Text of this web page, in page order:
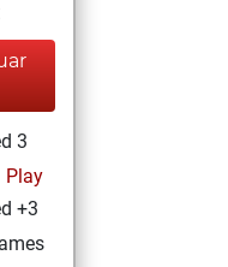
3
Play
+3